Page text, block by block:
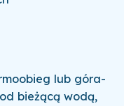
lub góra-
bieżącą wodą,